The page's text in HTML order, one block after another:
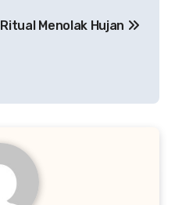
Ritual Menolak Hujan